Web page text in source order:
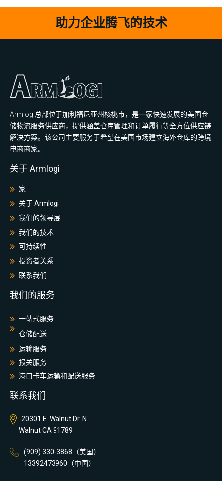
助力企业腾飞的技术
Armlogi总部位于加利福尼亚州核桃市，是一家快速发展的美国仓
储物流服务供应商，提供涵盖仓库管理和订单履行等全方位供应链
解决方案。该公司主要服务于希望在美国市场建立海外仓库的跨境
电商商家。
关于 Armlogi
家
关于 Armlogi
我们的领导层
我们的技术
可持续性
投资者关系
联系我们
我们的服务
一站式服务
仓储配送
运输服务
报关服务
港口卡车运输和配送服务
联系我们
20301 E. Walnut Dr. N
Walnut CA 91789
(909) 330-3868（美国）
13392473960（中国）